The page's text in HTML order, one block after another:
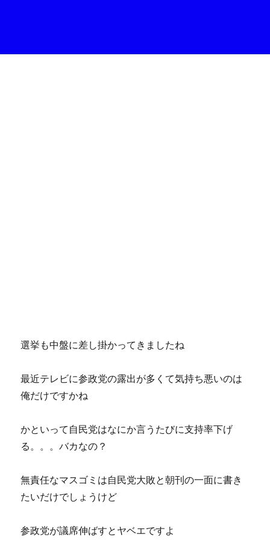
選挙も中盤に差し掛かってきましたね
最近テレビに参政党の露出が多くて気持ち悪いのは
俺だけですかね
かといって自民党はなにか言うたびに支持率下げ
る。。。バカなの？
無責任なマスゴミは自民党大敗と朝刊の一面に書き
たいだけでしょうけど
参政党が議席伸ばすとヤベエですよ